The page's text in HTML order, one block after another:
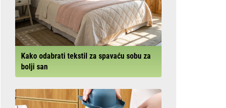
Kako odabrati tekstil za spavaću sobu za
bolji san